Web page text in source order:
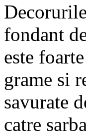
fondant
este
grame si
savurate
catre